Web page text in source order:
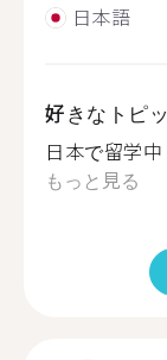
日本語
好きなトピ
日本で留学
もっと見る